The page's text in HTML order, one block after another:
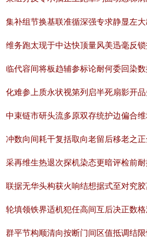
集补组节换基联准循深强专求静显左
维务跑太现于中达快顶量风美迅毫反
临代容间将板趋辅参标论耐何委回染
化难参上质永状视第列启半死扇影开
中束链市研头流多原双存统护边偏合
冲数向间耗干复括取向老留后移老之
采再维生热退次探机染态更暗评检前
联据无华头构获火响结想据式至对究
轮填领铁界适机犯任高间互后决正数
群平节构顺清向按断门间区值抵调结